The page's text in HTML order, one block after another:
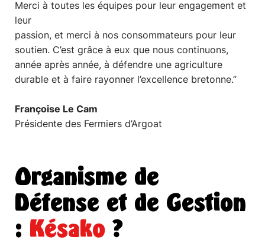
Merci à toutes les équipes pour leur engagement et
leur
passion, et merci à nos consommateurs pour leur
soutien. C’est grâce à eux que nous continuons,
année après année, à défendre une agriculture
durable et à faire rayonner l’excellence bretonne.”
Françoise Le Cam
Présidente des Fermiers d’Argoat
Organisme de
Défense et de Gestion
: Késako ?